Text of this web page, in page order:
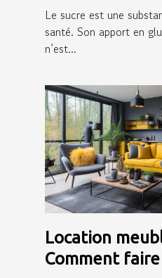
consommation
la peau ?
Le sucre est une
santé. Son apport en
n’est...
Location
Comment